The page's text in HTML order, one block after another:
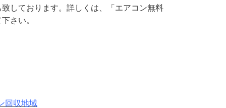
しております。詳しくは、「エアコン無料
さい。
回収地域